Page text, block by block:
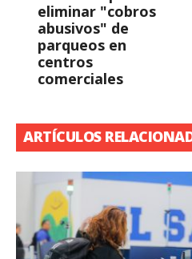
eliminar "cobros
abusivos" de
parqueos en
centros
comerciales
ARTÍCULOS